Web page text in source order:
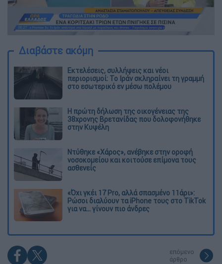
Διαβάστε ακόμη
Εκτελέσεις, συλλήψεις και νέοι
περιορισμοί: Το Ιράν σκληραίνει τη γραμμή
στο εσωτερικό εν μέσω πολέμου
Η πρώτη δήλωση της οικογένειας της
38χρονης Βρετανίδας που δολοφονήθηκε
στην Κυψέλη
Ντύθηκε «Χάρος», ανέβηκε στην οροφή
νοσοκομείου και κοιτούσε επίμονα τους
ασθενείς
«Όχι γκέι 17 Pro, αλλά σπασμένο 11άρι»:
Ρώσοι διαλύουν τα iPhone τους στο TikTok
για να... γίνουν πιο άνδρες
επόμενο
άρθρο